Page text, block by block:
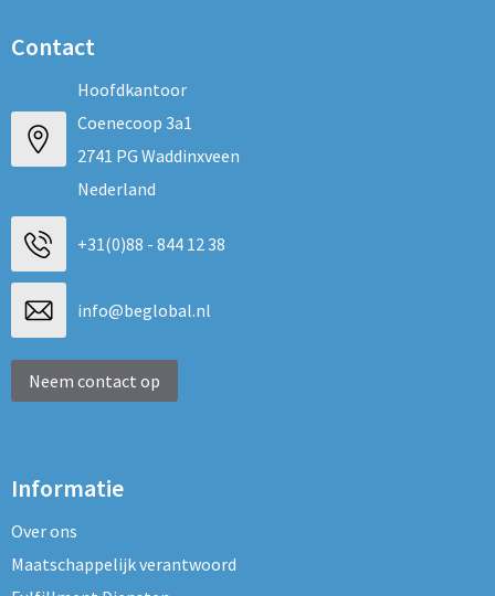
Contact
Hoofdkantoor
Coenecoop 3a1
2741 PG Waddinxveen
Nederland
+31(0)88 - 844 12 38
info@beglobal.nl
Neem contact op
Informatie
Over ons
Maatschappelijk verantwoord